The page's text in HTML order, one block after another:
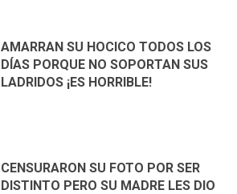
AMARRAN SU HOCICO TODOS LOS
DÍAS PORQUE NO SOPORTAN SUS
LADRIDOS ¡ES HORRIBLE!
CENSURARON SU FOTO POR SER
DISTINTO PERO SU MADRE LES DIO